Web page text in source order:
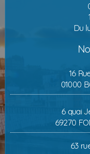
Du
16
01000
6 quai
69270
63